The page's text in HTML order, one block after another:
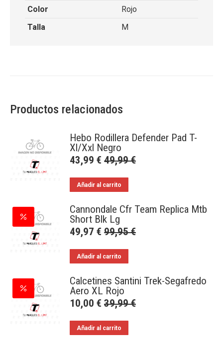
Color
Rojo
Talla
M
Productos relacionados
Hebo Rodillera Defender Pad T-
Xl/Xxl Negro
43,99 € 49,99€
Añadir al carrito
Cannondale Cfr Team Replica Mtb
Short Blk Lg
49,97 € 99,95€
Añadir al carrito
Calcetines Santini Trek-Segafredo
Aero XL Rojo
10,00 € 39,99€
Añadir al carrito